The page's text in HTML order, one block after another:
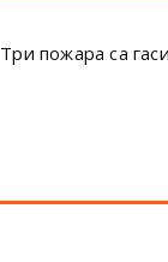
Три пожара са